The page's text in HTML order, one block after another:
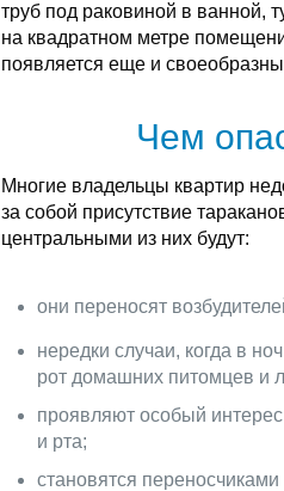
труб под раковиной в ванной,
на квадратном метре
появляется еще и
Чем
Многие владельцы квартир
за собой присутствие
центральными из них будут:
они переносят
нередки случаи, когда в
рот домашних питомцев и
проявляют особый интерес
и рта;
становятся